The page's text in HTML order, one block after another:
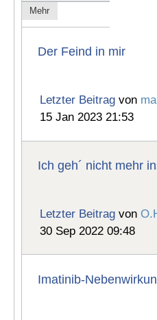
Mehr
Der Feind in mir
Letzter Beitrag von
15 Jan 2023 21:53
Ich geh´ nicht mehr
Letzter Beitrag von
30 Sep 2022 09:48
Imatinib-